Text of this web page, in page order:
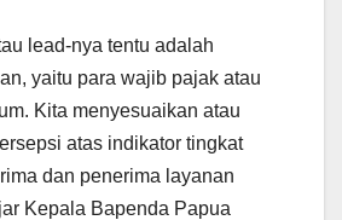
lead-nya tentu adalah
yaitu para wajib pajak atau
Kita menyesuaikan atau
atas indikator tingkat
dan penerima layanan
Kepala Bapenda Papua